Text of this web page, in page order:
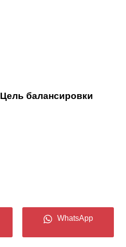
Цель балансировки
WhatsApp